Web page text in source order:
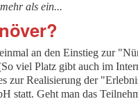
als ein...
an den Einstieg zur
viel Platz gibt auch im
zur Realisierung der
statt. Geht man das